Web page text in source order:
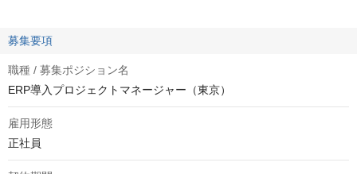
募集要項
職種 / 募集ポジション名
ERP導入プロジェクトマネージャー（東京）
雇用形態
正社員